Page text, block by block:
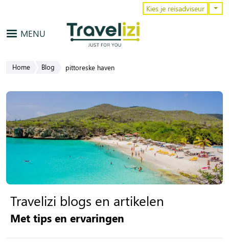
Overslaan en naar de inhoud gaan
MENU
Kies je reisadviseur
Home Blog pittoreske haven
Travelizi blogs en artikelen
Met tips en ervaringen